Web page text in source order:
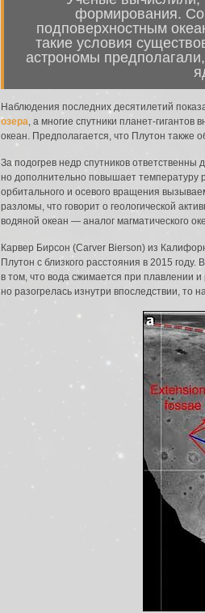
формирования.
подповерхностным
такие условия
астрономы
Наблюдения последних десятилетий
озера, а многие спутники планет-
океан. Предполагается, что Плутон также
За подогрев недр спутников
но дополнительно повышает температуру
орбитального и осевого вращения
разломы, что говорит о геологической
водяной океан — аналог магматического
Карвер Бирсон (Carver Bierson) из
Плутон с близкого расстояния в 2015
в том, что вода сжимается при плавлении
но разогрелась изнутри впоследствии, то